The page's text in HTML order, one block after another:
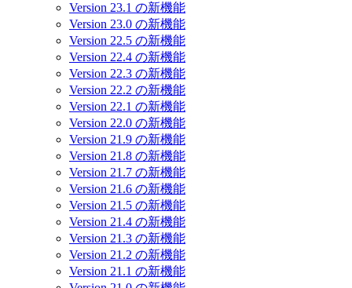
Version 23.1 の新機能
Version 23.0 の新機能
Version 22.5 の新機能
Version 22.4 の新機能
Version 22.3 の新機能
Version 22.2 の新機能
Version 22.1 の新機能
Version 22.0 の新機能
Version 21.9 の新機能
Version 21.8 の新機能
Version 21.7 の新機能
Version 21.6 の新機能
Version 21.5 の新機能
Version 21.4 の新機能
Version 21.3 の新機能
Version 21.2 の新機能
Version 21.1 の新機能